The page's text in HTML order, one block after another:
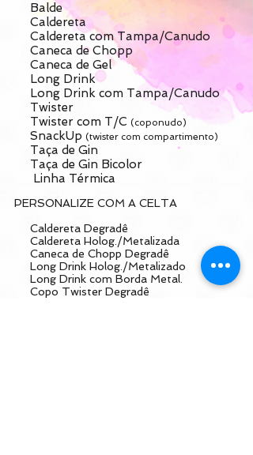
Balde
Caldereta
Caldereta com Tampa/Canudo
Caneca de Chopp
Caneca de Gel
Long Drink
Long Drink com Tampa/Canudo
Twister
Twister com T/C (coponudo)
SnackUp (twister com compartimento)
Taça de Gin
Taça de Gin Bicolor
Linha Térmica
PERSONALIZE COM A CELTA
Caldereta Degradê
Caldereta Holog./Metalizada
Caneca de Chopp Degradê
Long Drink Holog./Metalizado
Long Drink com Borda Metal.
Copo Twister Degradê